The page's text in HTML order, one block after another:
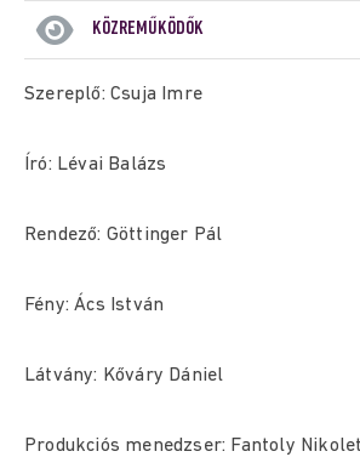
KÖZREMŰKÖDŐK
Szereplő: Csuja Imre
Író: Lévai Balázs
Rendező: Göttinger Pál
Fény: Ács István
Látvány: Kőváry Dániel
Produkciós menedzser: Fantoly